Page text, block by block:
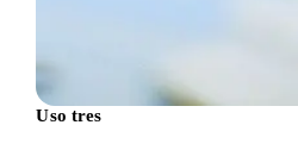
Uso tres